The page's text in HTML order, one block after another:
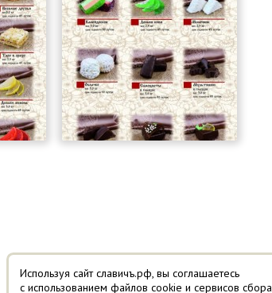
Используя сайт славичъ.рф, вы соглашаетесь
с использованием файлов cookie и сервисов сбора